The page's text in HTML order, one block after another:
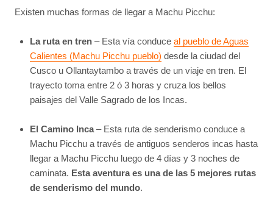
Existen muchas formas de llegar a Machu Picchu:
La ruta en tren– Esta vía conduce al pueblo de Aguas
Calientes (Machu Picchu pueblo) desde la ciudad del
Cusco u Ollantaytambo a través de un viaje en tren. El
trayecto toma entre 2 ó 3 horas y cruza los bellos
paisajes del Valle Sagrado de los Incas.
El Camino Inca– Esta ruta de senderismo conduce a
Machu Picchu a través de antiguos senderos incas hasta
llegar a Machu Picchu luego de 4 días y 3 noches de
caminata. Esta aventura es una de las 5 mejores rutas
de senderismo del mundo.